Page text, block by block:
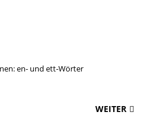
en- und ett-Wörter
WEITER